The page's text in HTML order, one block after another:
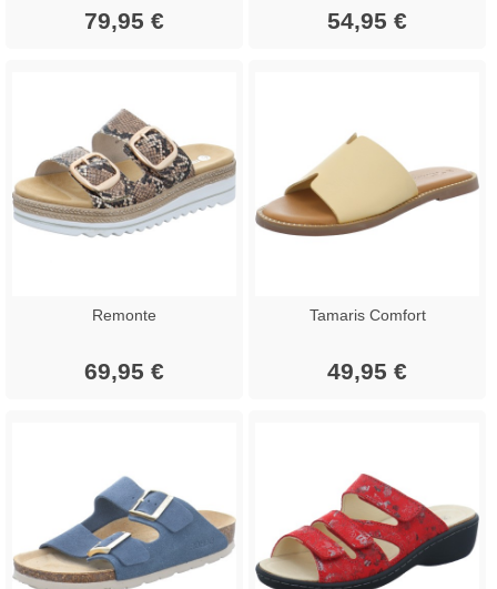
79,95 € 54,95 €
Remonte
69,95 €
Tamaris Comfort
49,95 €